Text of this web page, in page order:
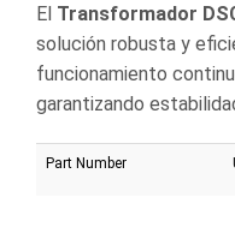
El Transformador
solución robusta y
funcionamiento
garantizando
Part Number